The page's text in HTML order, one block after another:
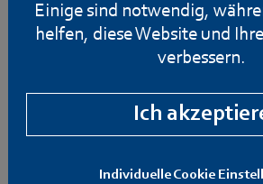
Einige sind notwendig,
helfen, diese Website und
verbessern.
Ich
Individuelle Cookie